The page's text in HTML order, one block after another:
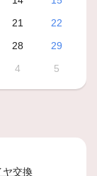
21
22
28
29
4 5
ヤ交換